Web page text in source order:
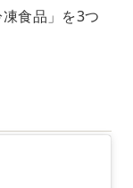
食品」を3つ